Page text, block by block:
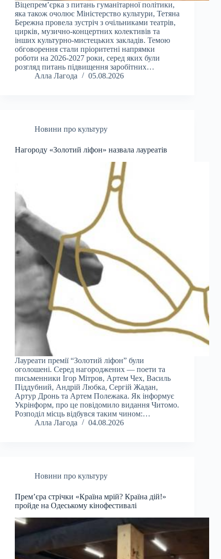
Віцепрем’єрка з питань гуманітарної політики,
яка також очолює Міністерство культури, Тетяна
Бережна провела зустріч з очільниками театрів,
цирків, музично-концертних колективів та
інших культурно-мистецьких закладів. Темою
обговорення стали пріоритетні напрямки
роботи на 2026-2027 роки, серед яких були
розгляд питань підвищення заробітних…
Алла Лагода
05.08.2026
Новини про культуру
Нагороду «Золотий ліфон» назвала лауреатів
Лауреати премії “Золотий ліфон” були
оголошені. Серед нагороджених — поети та
письменники Ігор Мітров, Артем Чех, Василь
Піддубний, Андрій Любка, Сергій Жадан,
Артур Дронь та Артем Полежака. Як інформує
Укрінформ, про це повідомило видання Читомо.
Розподіл місць відбувся таким чином:…
Алла Лагода
04.08.2026
Новини про культуру
Прем’єра стрічки «Країна мрій? Країна дій!»
пройде на Одеському кінофестивалі